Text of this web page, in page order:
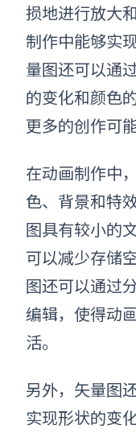
损地进行放大
制作中能够实
量图还可以通
的变化和颜色
更多的创作可能
在动画制作中，
色、背景和特
图具有较小的
可以减少存储
图还可以通过
编辑，使得动
活。
另外，矢量图
实现形状的变